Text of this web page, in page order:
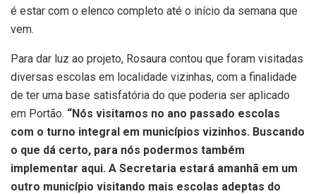
é estar com o elenco completo até o início da semana que
vem.
Para dar luz ao projeto, Rosaura contou que foram visitadas
diversas escolas em localidade vizinhas, com a finalidade
de ter uma base satisfatória do que poderia ser aplicado
em Portão. “Nós visitamos no ano passado escolas
com o turno integral em municípios vizinhos. Buscando
o que dá certo, para nós podermos também
implementar aqui. A Secretaria estará amanhã em um
outro município visitando mais escolas adeptas do